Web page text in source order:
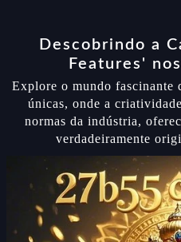
Descobrindo a
Features'
Explore o mundo fascinante
únicas, onde a
normas da indústria,
verdadeiramente